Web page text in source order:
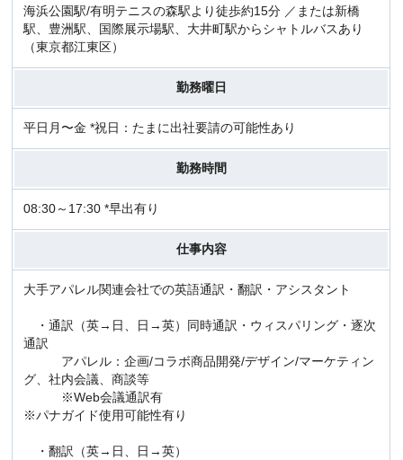
海浜公園駅/有明テニスの森駅より徒歩約15分 ／または新橋
駅、豊洲駅、国際展示場駅、大井町駅からシャトルバスあり
（東京都江東区）
勤務曜日
平日月〜金 *祝日：たまに出社要請の可能性あり
勤務時間
08:30～17:30 *早出有り
仕事内容
大手アパレル関連会社での英語通訳・翻訳・アシスタント
・通訳（英→日、日→英）同時通訳・ウィスパリング・逐次
通訳
アパレル：企画/コラボ商品開発/デザイン/マーケティン
グ、社内会議、商談等
※Web会議通訳有
※パナガイド使用可能性有り
・翻訳（英→日、日→英）